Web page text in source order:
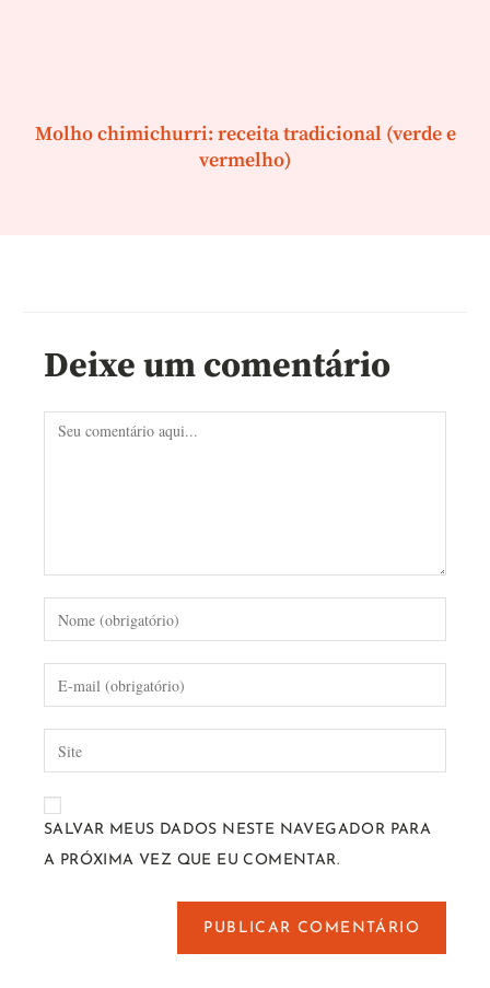
Molho chimichurri: receita tradicional (verde e
vermelho)
Deixe um comentário
SALVAR MEUS DADOS NESTE NAVEGADOR PARA
A PRÓXIMA VEZ QUE EU COMENTAR.